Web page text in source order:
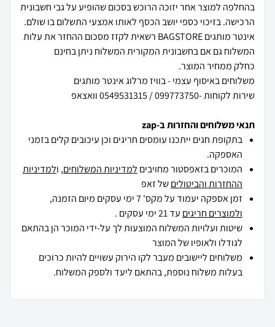
בהחלפה למוצר אחר יזוכה הרוכש בסכום שהופיע על גבי חשבונית
הרכישה. בזיכוי כספי יושב הכסף לאותו אמצעי התשלום בו שולם.
אינטר מותגים BAGSTORE רשאית לקזז מסכום ההחזר את עלות
המשלוח גם אם בחשבונית המקורית המשלוח ניתן בחינם
שירות לקוחות -099773750 / 0549531315 וואצאפ
תנאי משלוחים והחזרות ב-zap
בתקופת חגים ייתכנו עומסים חריגים וכן עיכובים קלים בזמני
האספקה.
המוכרים בזאפסטור מחויבים למדיניות המשלוחים, ולמדיניות
ההחזרות והביטוליםשל זאפ
זמן אספקה יעמוד על מקס' 7 ימי עסקים מיום הזמנה,
ולמוצרים חריגים עד 21 ימי עסקים .
שיטות ועלויות המשלוח המוצעות לך על-ידי המוכר הן בהתאם
לגודלו ולאופיו של המוצר
משלוחים ליישובים מעבר לקו הירוק עשויים להיות כרוכים
בעלות משלוח נוספת, בהתאם ליעד ולספק המשלוח.